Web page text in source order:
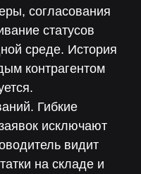
согласования
статусов
среде. История
контрагентом
Гибкие
исключают
видит
на складе и